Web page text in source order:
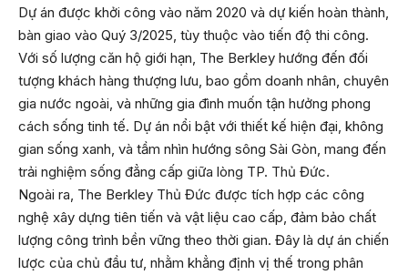
Dự án được khởi công vào năm 2020 và dự kiến hoàn thành,
bàn giao vào Quý 3/2025, tùy thuộc vào tiến độ thi công.
Với số lượng căn hộ giới hạn, The Berkley hướng đến đối
tượng khách hàng thượng lưu, bao gồm doanh nhân, chuyên
gia nước ngoài, và những gia đình muốn tận hưởng phong
cách sống tinh tế. Dự án nổi bật với thiết kế hiện đại, không
gian sống xanh, và tầm nhìn hướng sông Sài Gòn, mang đến
trải nghiệm sống đẳng cấp giữa lòng TP. Thủ Đức.
Ngoài ra, The Berkley Thủ Đức được tích hợp các công
nghệ xây dựng tiên tiến và vật liệu cao cấp, đảm bảo chất
lượng công trình bền vững theo thời gian. Đây là dự án chiến
lược của chủ đầu tư, nhằm khẳng định vị thế trong phân